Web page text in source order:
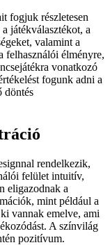
fogjuk részletesen
játékválasztékot, a
valamint a
felhasználói élményre,
vonatkozó
fogunk adni a
döntés
rendelkezik,
felület intuitív,
eligazodnak a
mint például a
vannak emelve, ami
A színvilág
pozitívum.